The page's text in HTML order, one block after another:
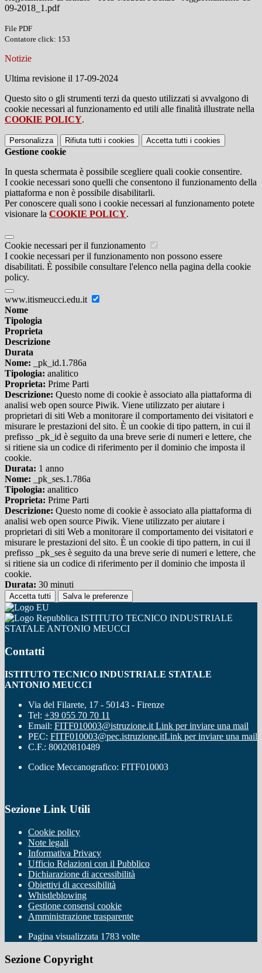
09-2018_1.pdf
File PDF
Contatore click: 153
Notizie
Ultima revisione il 17-09-2024
Questo sito o gli strumenti terzi da questo utilizzati si avvalgono di
cookie necessari al funzionamento ed utili alle finalità illustrate nella
COOKIE POLICY.
Personalizza Rifiuta tutti i cookies Accetta tutti i cookies
Gestione cookie
In questa schermata è possibile scegliere quali cookie consentire.
I cookie necessari sono quelli che consentono il funzionamento della
piattaforma e non è possibile disabilitarli.
Per conoscere quali sono i cookie necessari al funzionamento potete
visionare la COOKIE POLICY.
Cookie necessari per il funzionamento
I cookie necessari per il funzionamento non possono essere
disabilitati. È possibile consultare l'elenco nella pagina della cookie
policy.
www.itismeucci.edu.it
Nome
Tipologia
Proprieta
Descrizione
Durata
Nome: _pk_id.1.786a
Tipologia: analitico
Proprieta: Prime Parti
Descrizione: Questo nome di cookie è associato alla piattaforma di
analisi web open source Piwik. Viene utilizzato per aiutare i
proprietari di siti Web a monitorare il comportamento dei visitatori e
misurare le prestazioni del sito. È un cookie di tipo pattern, in cui il
prefisso _pk_id è seguito da una breve serie di numeri e lettere, che
si ritiene sia un codice di riferimento per il dominio che imposta il
cookie.
Durata: 1 anno
Nome: _pk_ses.1.786a
Tipologia: analitico
Proprieta: Prime Parti
Descrizione: Questo nome di cookie è associato alla piattaforma di
analisi web open source Piwik. Viene utilizzato per aiutare i
proprietari di siti Web a monitorare il comportamento dei visitatori e
misurare le prestazioni del sito. È un cookie di tipo pattern, in cui il
prefisso _pk_ses è seguito da una breve serie di numeri e lettere, che
si ritiene sia un codice di riferimento per il dominio che imposta il
cookie.
Durata: 30 minuti
Accetta tutti Salva le preferenze
ISTITUTO TECNICO INDUSTRIALE
STATALE ANTONIO MEUCCI
Contatti
ISTITUTO TECNICO INDUSTRIALE STATALE
ANTONIO MEUCCI
Via del Filarete, 17 - 50143 - Firenze
Tel: +39 055 70 70 11
Email: FITF010003@istruzione.it Link per inviare una mail
PEC: FITF010003@pec.istruzione.itLink per inviare una mail
C.F.: 80020810489
Codice Meccanografico: FITF010003
Sezione Link Utili
Cookie policy
Note legali
Informativa Privacy
Ufficio Relazioni con il Pubblico
Dichiarazione di accessibilità
Obiettivi di accessibilità
Whistleblowing
Gestione consensi cookie
Amministrazione trasparente
Pagina visualizzata 1783 volte
Sezione Copyright